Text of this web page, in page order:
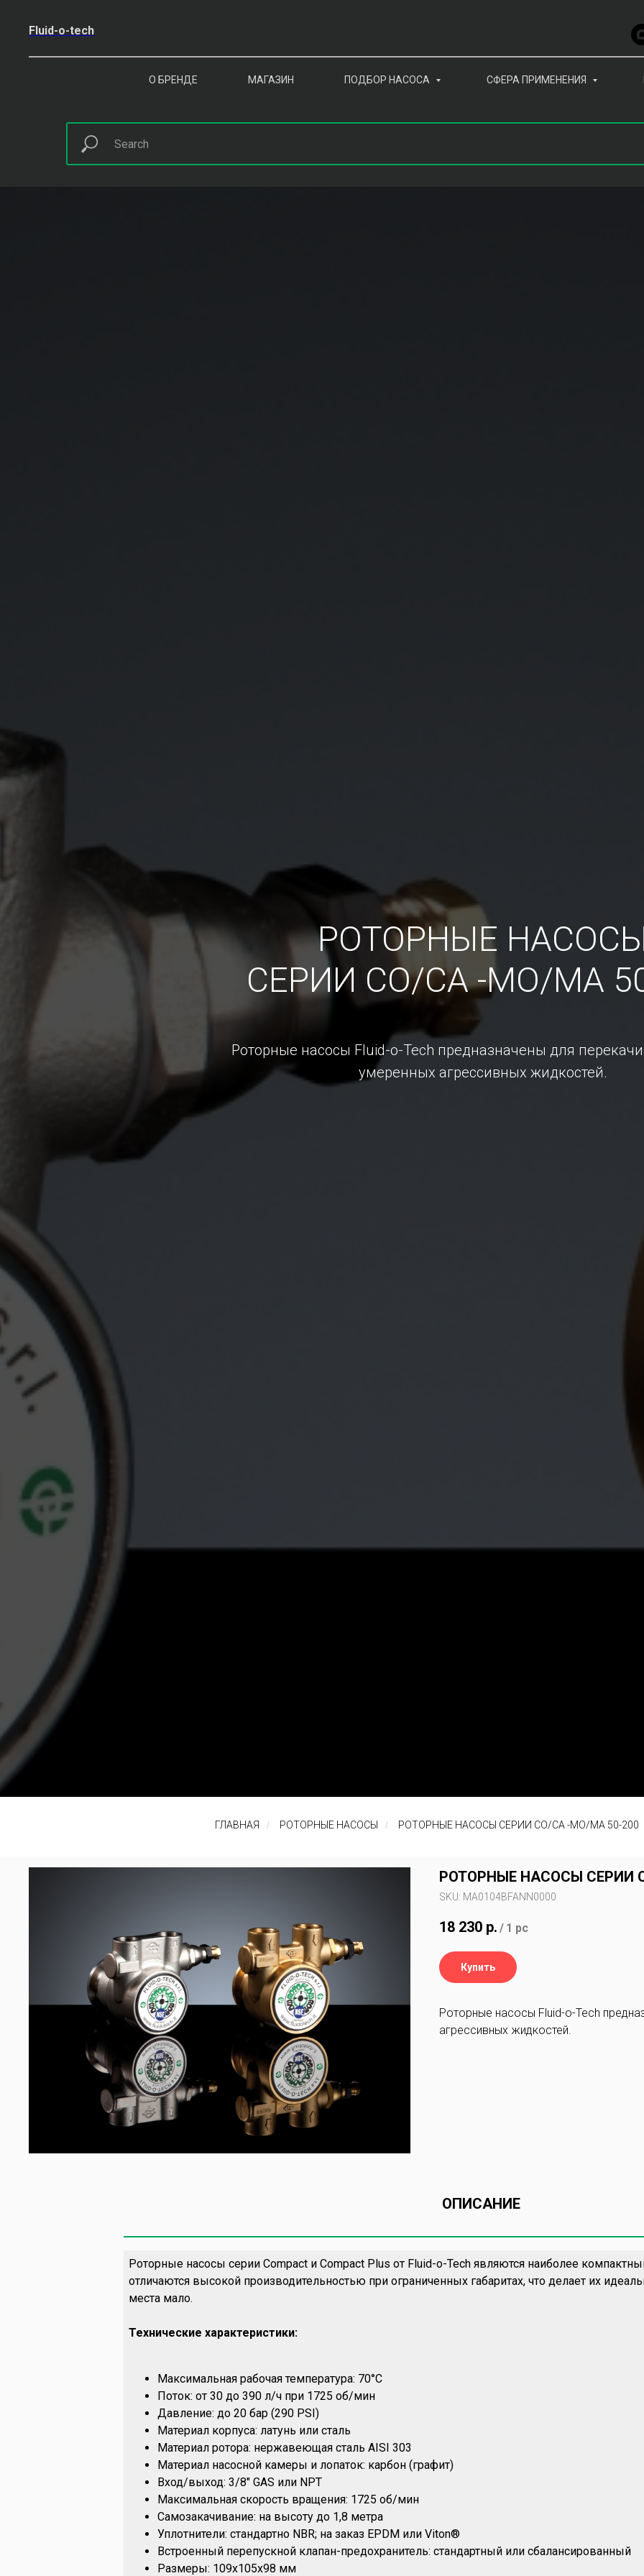
Fluid-o-tech
О БРЕНДЕ МАГАЗИН ПОДБОР НАСОСА СФЕРА ПРИМЕНЕНИЯ
РОТОРНЫЕ
СЕРИИ CO/CA -MO/MA
Роторные насосы Fluid-o-Tech предназначены для
умеренных агрессивных жидкостей.
ГЛАВНАЯ / РОТОРНЫЕ НАСОСЫ / РОТОРНЫЕ НАСОСЫ СЕРИИ CO/CA -MO/MA 50-200
РОТОРНЫЕ НАСОСЫ СЕРИИ
SKU: MA0104BFANN0000
18 230 р. / 1 pc
Купить
Роторные насосы Fluid-o-Tech
агрессивных жидкостей.
ОПИСАНИЕ
Роторные насосы серии Compact и Compact Plus от Fluid-o-Tech являются наиболее
отличаются высокой производительностью при ограниченных габаритах, что делает их
места мало.
Технические характеристики:
Максимальная рабочая температура: 70°C
Поток: от 30 до 390 л/ч при 1725 об/мин
Давление: до 20 бар (290 PSI)
Материал корпуса: латунь или сталь
Материал ротора: нержавеющая сталь AISI 303
Материал насосной камеры и лопаток: карбон (графит)
Вход/выход: 3/8" GAS или NPT
Максимальная скорость вращения: 1725 об/мин
Самозакачивание: на высоту до 1,8 метра
Уплотнители: стандартно NBR; на заказ EPDM или Viton®
Встроенный перепускной клапан-предохранитель: стандартный или сбалансированный
Размеры: 109х105х98 мм